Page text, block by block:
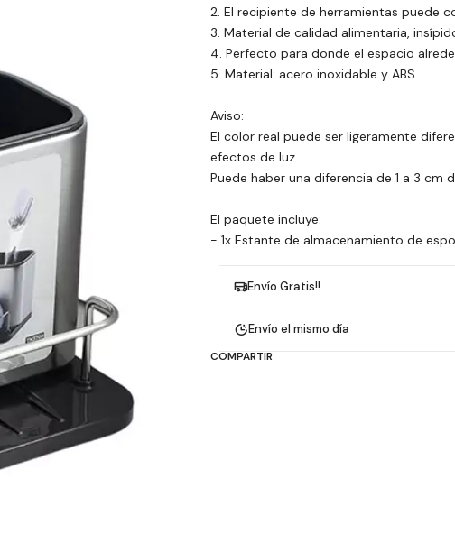
2. El recipiente de herramientas puede
3. Material de calidad alimentaria,
4. Perfecto para donde el espacio
5. Material: acero inoxidable y ABS.
Aviso:
El color real puede ser ligeramente
efectos de luz.
Puede haber una diferencia de 1 a 3 cm
El paquete incluye:
- 1x Estante de almacenamiento de
Envío Gratis!!
Envío el mismo día
COMPARTIR